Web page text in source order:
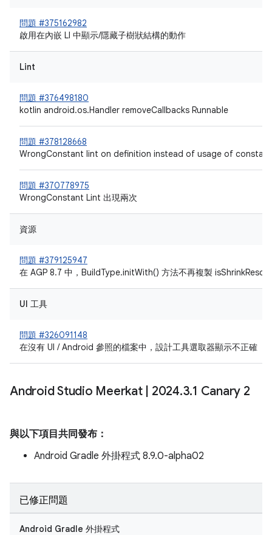
問題 #375162982
啟用在內嵌 LI 中顯示/隱藏子樹狀結構的動作
Lint
問題 #376498180
kotlin android.os.Handler removeCallbacks Runnable
問題 #378128668
WrongConstant lint on definition instead of usage of
問題 #370778975
WrongConstant Lint 出現兩次
資源
問題 #379125947
在 AGP 8.7 中，BuildType.initWith() 方法不再複製
UI 工具
問題 #326091148
在沒有 UI / Android 參照的檔案中，設計工具選取器顯示不正確
Android Studio Meerkat 2024.3.1 Canary 2
與以下項目共同發布：
Android Gradle 外掛程式 8.9.0-alpha02
已修正問題
Android Gradle 外掛程式